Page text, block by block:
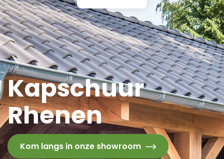
Kapschuur
Rhenen
Kom langs in onze showroom